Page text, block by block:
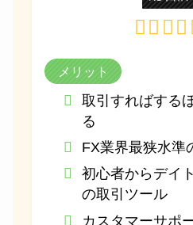
メリット
取引すればする
る
FX業界最狭水準
初心者からデイ
の取引ツール
カスタマーサポ